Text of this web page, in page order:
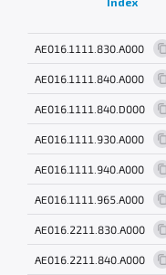
AE016.1111.830.A000
AE016.1111.840.A000
AE016.1111.840.D000
AE016.1111.930.A000
AE016.1111.940.A000
AE016.1111.965.A000
AE016.2211.830.A000
AE016.2211.840.A000